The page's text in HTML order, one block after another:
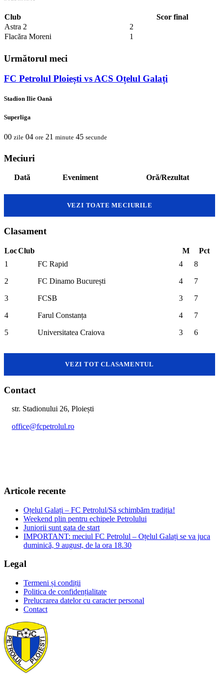
Club
Scor final
Astra 2
2
Flacăra Moreni
1
Următorul meci
FC Petrolul Ploiești vs ACS Oțelul Galați
Stadion Ilie Oană
Superliga
00 zile 04 ore 21 minute 45 secunde
Meciuri
Dată Eveniment Oră/Rezultat
VEZI TOATE MECIURILE
Clasament
LocClub M
Pct
1
FC Rapid 4 8
2 FC Dinamo București 4 7
3 FCSB 3 7
4 Farul Constanța 4 7
5 Universitatea Craiova 3 6
VEZI TOT CLASAMENTUL
Contact
str. Stadionului 26, Ploiești
office@fcpetrolul.ro
Articole recente
Oțelul Galați – FC Petrolul/Să schimbăm tradiția!
Weekend plin pentru echipele Petrolului
Juniorii sunt gata de start
IMPORTANT: meciul FC Petrolul – Oțelul Galați se va juca
duminică, 9 august, de la ora 18.30
Legal
Termeni și condiții
Politica de confidențialitate
Prelucrarea datelor cu caracter personal
Contact